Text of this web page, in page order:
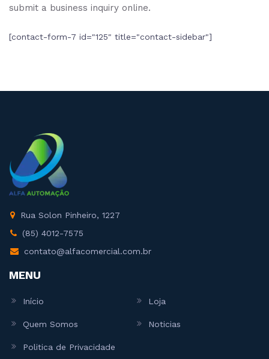
submit a business inquiry online.
[contact-form-7 id="125" title="contact-sidebar"]
Rua Solon Pinheiro, 1227
(85) 4012-7575
contato@alfacomercial.com.br
MENU
Início Loja
Quem Somos Noticias
Politica de Privacidade